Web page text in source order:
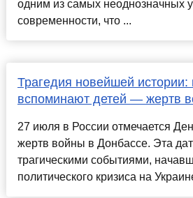
одним из самых неоднозначных
современности, что ...
Трагедия новейшей истории:
вспоминают детей — жертв
27 июля в России отмечается
жертв войны в Донбассе. Эта
трагическими событиями,
политического кризиса на